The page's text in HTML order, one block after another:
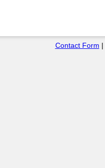
Contact Form |